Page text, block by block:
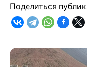
Поделиться